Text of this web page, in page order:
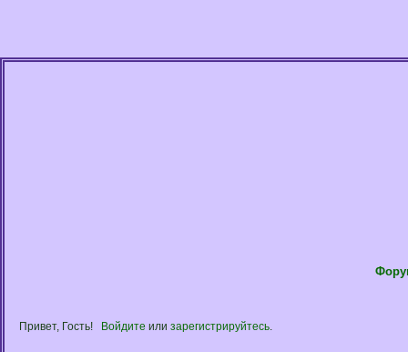
Привет, Гость! Войдите или зарегистрируйтесь.